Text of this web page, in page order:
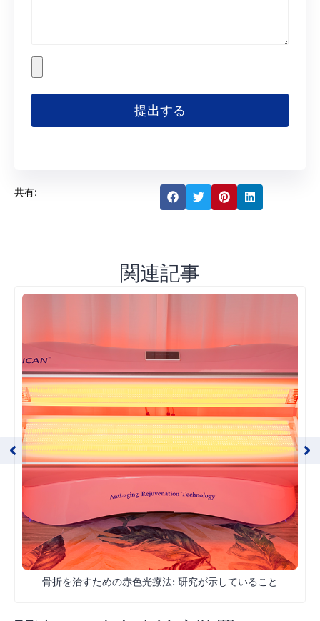
提出する
共有:
関連記事
骨折を治すための赤色光療法: 研究が示していること